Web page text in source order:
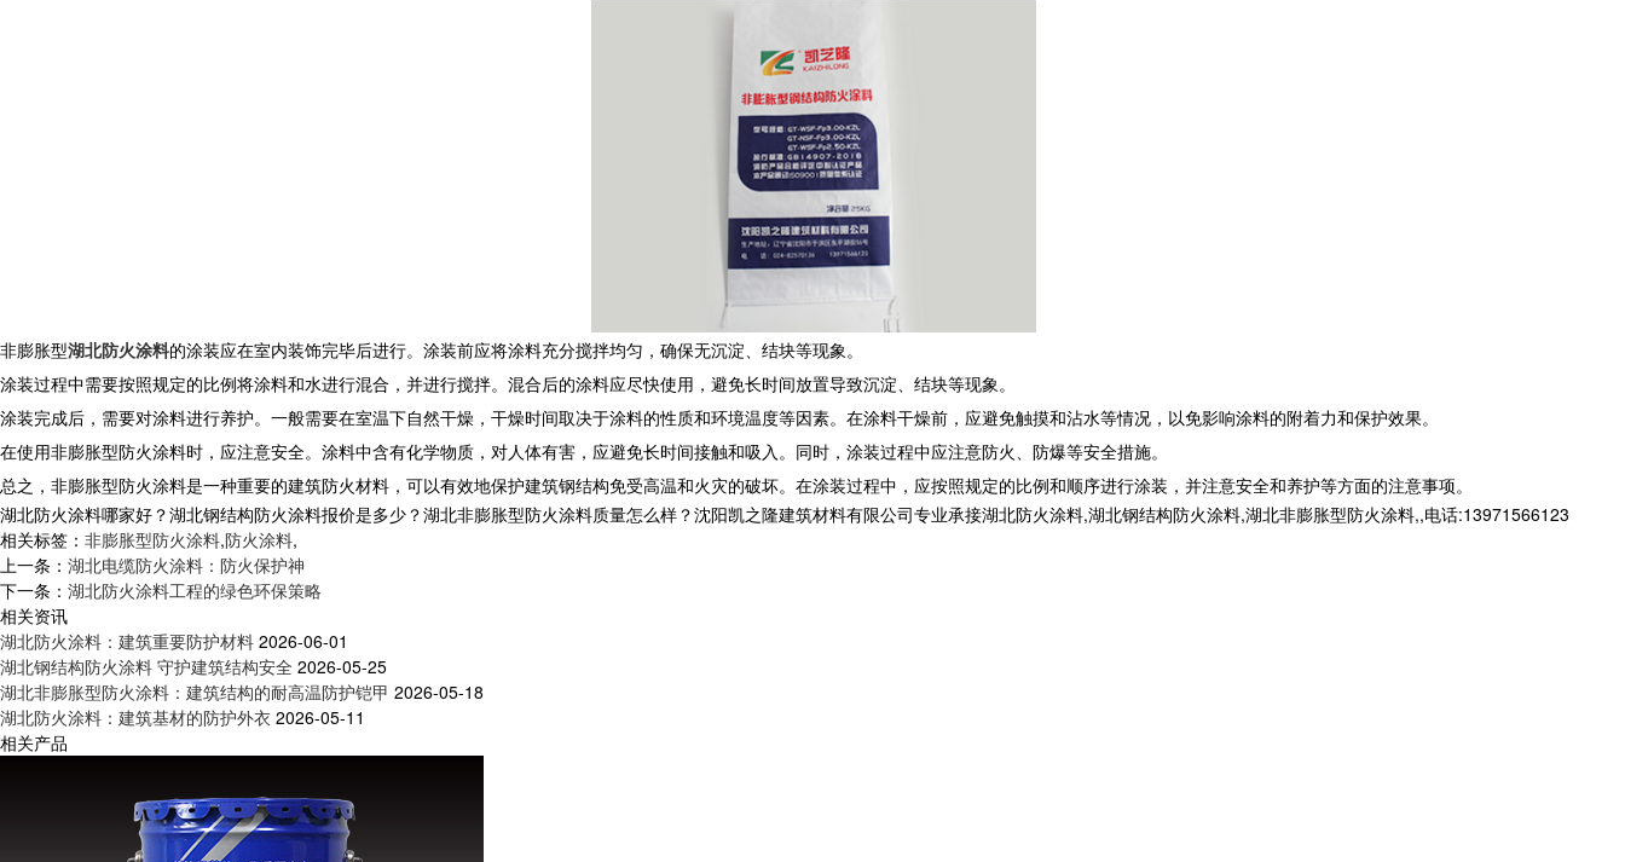
非膨胀型湖北防火涂料的涂装应在室内装饰完毕后进行。涂装前应将涂料充分搅拌均匀，确保无沉淀、结块等现象。
涂装过程中需要按照规定的比例将涂料和水进行混合，并进行搅拌。混合后的涂料应尽快使用，避免长时间放置导致沉淀、结块等现象。
涂装完成后，需要对涂料进行养护。一般需要在室温下自然干燥，干燥时间取决于涂料的性质和环境温度等因素。在涂料干燥前，应避免触摸和沾水等情况，以免影响涂料的附着力和保护效果。
在使用非膨胀型防火涂料时，应注意安全。涂料中含有化学物质，对人体有害，应避免长时间接触和吸入。同时，涂装过程中应注意防火、防爆等安全措施。
总之，非膨胀型防火涂料是一种重要的建筑防火材料，可以有效地保护建筑钢结构免受高温和火灾的破坏。在涂装过程中，应按照规定的比例和顺序进行涂装，并注意安全和养护等方面的注意事项。
湖北防火涂料哪家好？湖北钢结构防火涂料报价是多少？湖北非膨胀型防火涂料质量怎么样？沈阳凯之隆建筑材料有限公司专业承接湖北防火涂料,湖北钢结构防火涂料,湖北非膨胀型防火涂料,,电话:13971566123
相关标签： 非膨胀型防火涂料,防火涂料,
上一条： 湖北电缆防火涂料：防火保护神
下一条： 湖北防火涂料工程的绿色环保策略
相关资讯
湖北防火涂料：建筑重要防护材料 2026-06-01
湖北钢结构防火涂料 守护建筑结构安全 2026-05-25
湖北非膨胀型防火涂料：建筑结构的耐高温防护铠甲 2026-05-18
湖北防火涂料：建筑基材的防护外衣 2026-05-11
相关产品